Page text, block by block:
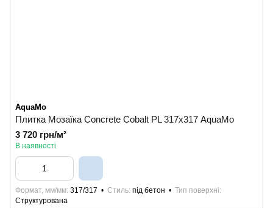
AquaMo
Плитка Мозаїка Concrete Cobalt PL 317х317 AquaMo
3 720 грн/м²
В наявності
Формат, мм/мм 317/317 Стиль під бетон
Тип поверхні
Структурована